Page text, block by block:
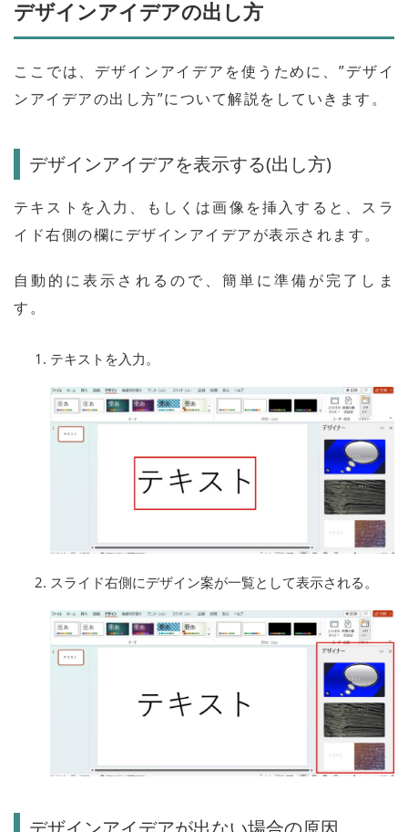
デザインアイデアの出し方
ここでは、デザインアイデアを使うために、”デザイ
ンアイデアの出し方”について解説をしていきます。
デザインアイデアを表示する(出し方)
テキストを入力、もしくは画像を挿入すると、スラ
イド右側の欄にデザインアイデアが表示されます。
自動的に表示されるので、簡単に準備が完了しま
す。
テキストを入力。
スライド右側にデザイン案が一覧として表示される。